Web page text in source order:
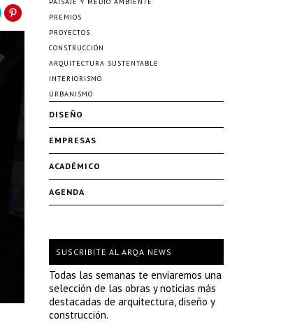
PREMIOS
PROYECTOS
CONSTRUCCIÓN
ARQUITECTURA SUSTENTABLE
INTERIORISMO
URBANISMO
DISEÑO
EMPRESAS
ACADÉMICO
AGENDA
SUSCRIBITE AL ARQA NEWS
Todas las semanas te enviaremos una
selección de las obras y noticias más
destacadas de arquitectura, diseño y
construcción.